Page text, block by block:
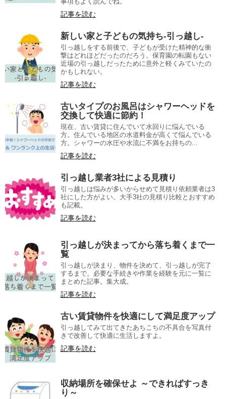
記事を読む
新しい家と子どもの気持ち-引っ越し-
引っ越しをする前後で、子どもが受けた精神的な衝
撃はどれほどだったのだろう。保育園の転園もない
近場の引っ越しだったために意外と軽くみていたの
かもしれない。
記事を読む
古いタイプのお風呂はシャワーヘッドを
交換して快適に節約！
現在、古い賃貸に住んでいて水回りに悩んでいる
方。住んでいる地区の水道料金が高くて悩んでいる
方。シャワーの水圧や水流に不満をお持ちの...
記事を読む
引っ越し業者3社による見積り
引っ越しは悩みが多いからせめて見積り依頼業者は3
社にした方がよい。大手3社の見積り比較とおすすめ
も記載。
記事を読む
引っ越しが決まってから落ち着くまで一
覧
引っ越しが決まり、物件を決めて、引っ越しが完了
するまで。必要な手続きや作業を経験を元に一覧に
まとめた記事。集大成。
記事を読む
古い賃貸物件を快適にして満足度アップ
引っ越してみて出てきたあちこちの不具合を写真付
きで改善して快適に生活しますよ。
記事を読む
収納場所を確保せよ ～できればすっき
り～